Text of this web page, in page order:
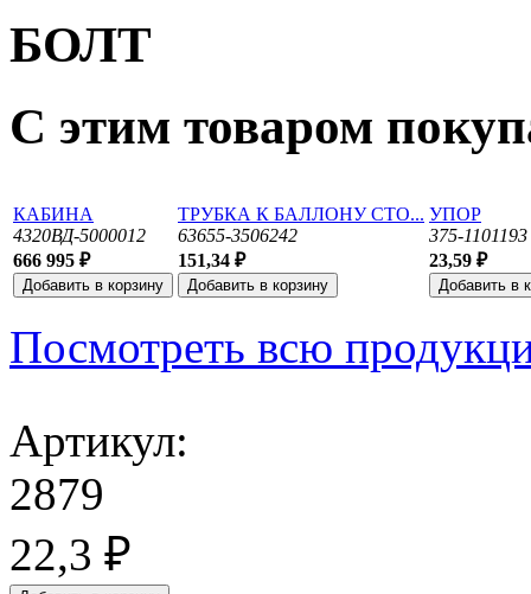
БОЛТ
С этим товаром
КАБИНА
4320ВД-5000012
666 995 ₽
ТРУБКА К БАЛЛОНУ СТО...
63655-3506242
151,34 ₽
УПОР
375-1101193
23,59 ₽
Посмотреть всю
Артикул:
2879
22,3 ₽